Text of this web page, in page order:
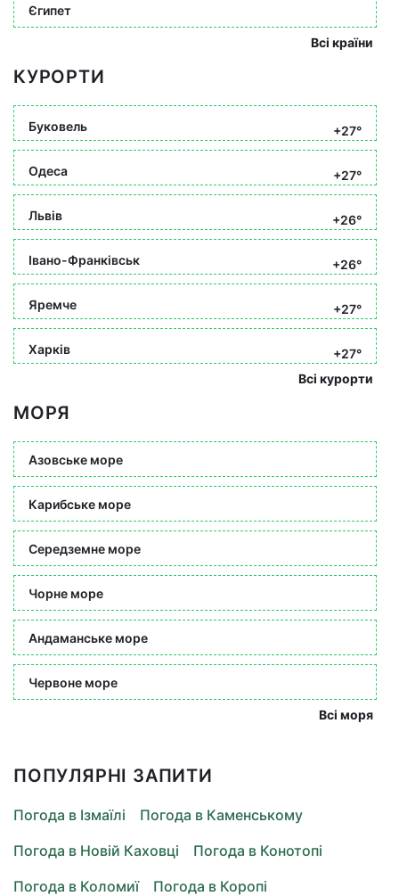
Єгипет
Всі країни
КУРОРТИ
Буковель +27°
Одеса +27°
Львів +26°
Івано-Франківськ +26°
Яремче +27°
Харків
+27°
Всі курорти
МОРЯ
Азовське море
Карибське море
Середземне море
Чорне море
Андаманське море
Червоне море
Всі моря
ПОПУЛЯРНІ ЗАПИТИ
Погода в Ізмаїлі
Погода в Каменському
Погода в Новій Каховці
Погода в Конотопі
Погода в Коломиї
Погода в Коропі